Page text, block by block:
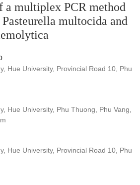
a multiplex PCR method
multocida and
Hue University, Provincial Road 10, Phu
Hue University, Phu Thuong, Phu Vang,
Hue University, Provincial Road 10, Phu